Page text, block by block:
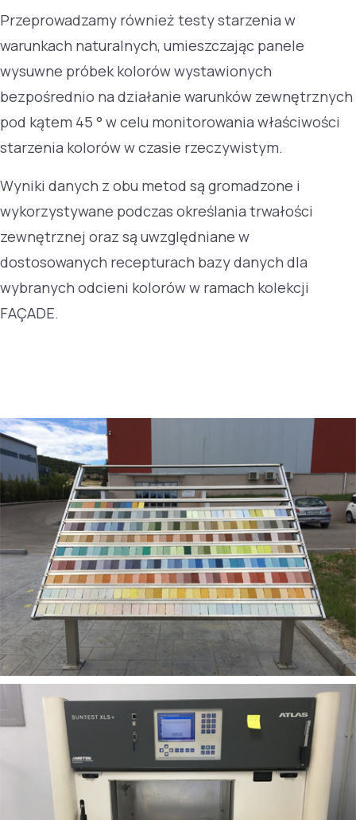
Przeprowadzamy również testy starzenia w
warunkach naturalnych, umieszczając panele
wysuwne próbek kolorów wystawionych
bezpośrednio na działanie warunków zewnętrznych
pod kątem 45 ° w celu monitorowania właściwości
starzenia kolorów w czasie rzeczywistym.
Wyniki danych z obu metod są gromadzone i
wykorzystywane podczas określania trwałości
zewnętrznej oraz są uwzględniane w
dostosowanych recepturach bazy danych dla
wybranych odcieni kolorów w ramach kolekcji
FAÇADE.